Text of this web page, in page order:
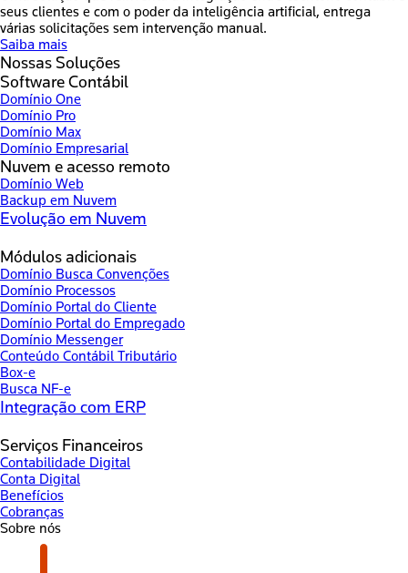
seus clientes e com o poder da inteligência artificial, entrega
várias solicitações sem intervenção manual.
Saiba mais
Nossas Soluções
Software Contábil
Domínio One
Domínio Pro
Domínio Max
Domínio Empresarial
Nuvem e acesso remoto
Domínio Web
Backup em Nuvem
Evolução em Nuvem
Módulos adicionais
Domínio Busca Convenções
Domínio Processos
Domínio Portal do Cliente
Domínio Portal do Empregado
Domínio Messenger
Conteúdo Contábil Tributário
Box-e
Busca NF-e
Integração com ERP
Serviços Financeiros
Contabilidade Digital
Conta Digital
Benefícios
Cobranças
Sobre nós